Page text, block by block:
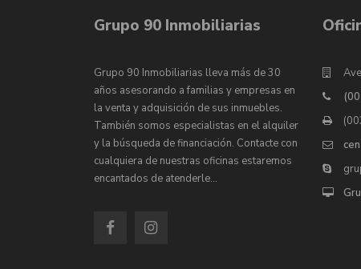
Grupo 90 Inmobiliarias
Grupo 90 Inmobiliarias lleva más de 30
años asesorando a familias y empresas en
la venta y adquisición de sus inmuebles.
También somos especialistas en el alquiler
y la búsqueda de financiación. Contacte con
cualquiera de nuestras oficinas estaremos
encantados de atenderle…